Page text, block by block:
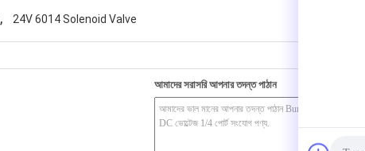
, 24V 6014 Solenoid Valve
আমাদের সরাসরি আপনার তদন্ত পাঠান